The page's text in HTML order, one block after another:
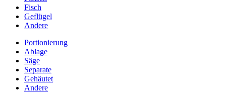
Fisch
Geflügel
Andere
Portionierung
Ablage
Säge
Separate
Gehäutet
Andere